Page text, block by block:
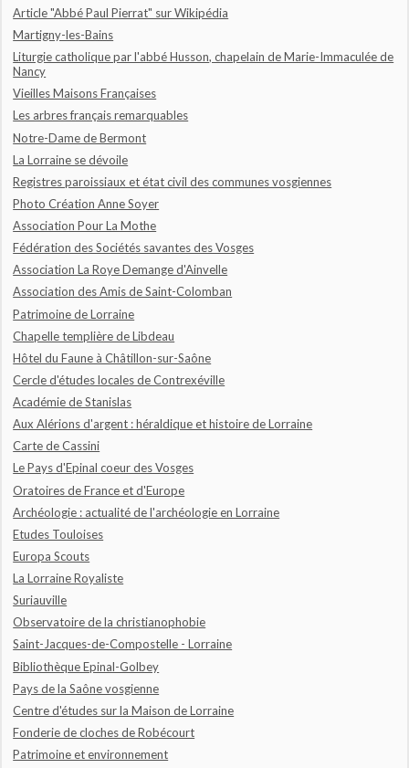
Article "Abbé Paul Pierrat" sur Wikipédia
Martigny-les-Bains
Liturgie catholique par l'abbé Husson, chapelain de Marie-Immaculée de
Nancy
Vieilles Maisons Françaises
Les arbres français remarquables
Notre-Dame de Bermont
La Lorraine se dévoile
Registres paroissiaux et état civil des communes vosgiennes
Photo Création Anne Soyer
Association Pour La Mothe
Fédération des Sociétés savantes des Vosges
Association La Roye Demange d'Ainvelle
Association des Amis de Saint-Colomban
Patrimoine de Lorraine
Chapelle templière de Libdeau
Hôtel du Faune à Châtillon-sur-Saône
Cercle d'études locales de Contrexéville
Académie de Stanislas
Aux Alérions d'argent : héraldique et histoire de Lorraine
Carte de Cassini
Le Pays d'Epinal coeur des Vosges
Oratoires de France et d'Europe
Archéologie : actualité de l'archéologie en Lorraine
Etudes Touloises
Europa Scouts
La Lorraine Royaliste
Suriauville
Observatoire de la christianophobie
Saint-Jacques-de-Compostelle - Lorraine
Bibliothèque Epinal-Golbey
Pays de la Saône vosgienne
Centre d'études sur la Maison de Lorraine
Fonderie de cloches de Robécourt
Patrimoine et environnement